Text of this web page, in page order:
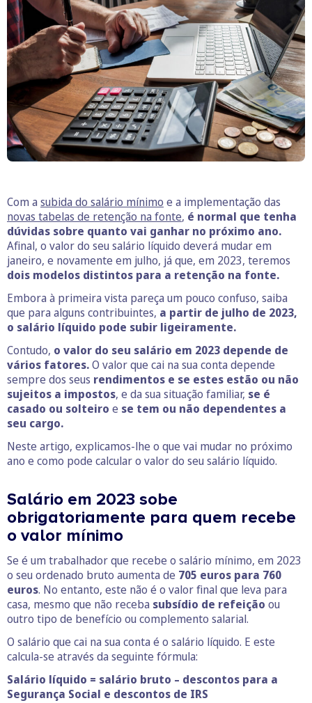
Com a subida do salário mínimo e a implementação das
novas tabelas de retenção na fonte, é normal que tenha
dúvidas sobre quanto vai ganhar no próximo ano.
Afinal, o valor do seu salário líquido deverá mudar em
janeiro, e novamente em julho, já que, em 2023, teremos
dois modelos distintos para a retenção na fonte.
Embora à primeira vista pareça um pouco confuso, saiba
que para alguns contribuintes, a partir de julho de 2023,
o salário líquido pode subir ligeiramente.
Contudo, o valor do seu salário em 2023 depende de
vários fatores.O valor que cai na sua conta depende
sempre dos seus rendimentos e se estes estão ou não
sujeitos a impostos, e da sua situação familiar, se é
casado ou solteiro e se tem ou não dependentes a
seu cargo.
Neste artigo, explicamos-lhe o que vai mudar no próximo
ano e como pode calcular o valor do seu salário líquido.
Salário em 2023 sobe
obrigatoriamente para quem recebe
o valor mínimo
Se é um trabalhador que recebe o salário mínimo, em 2023
o seu ordenado bruto aumenta de 705 euros para 760
euros. No entanto, este não é o valor final que leva para
casa, mesmo que não receba subsídio de refeição ou
outro tipo de benefício ou complemento salarial.
O salário que cai na sua conta é o salário líquido. E este
calcula-se através da seguinte fórmula:
Salário líquido = salário bruto – descontos para a
Segurança Social e descontos de IRS